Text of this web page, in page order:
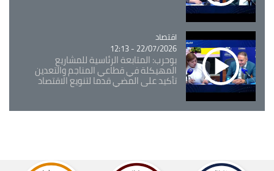
Catégorie
اقتصاد
22/07/2026 - 12:13
بوحرب: المتابعة الرئاسية للمشاريع
المهيكلة في قطاعي المناجم والتعدين
تأكيد على المضي قدما لتنويع الاقتصاد